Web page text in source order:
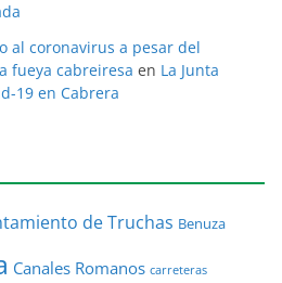
al coronavirus a pesar del
fueya cabreiresa en La Junta
19 en Cabrera
de Truchas Benuza
Canales Romanos carreteras